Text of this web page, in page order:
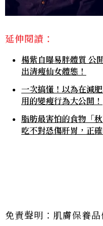
延伸閱讀：
楊紫自曝易胖體質 公
出清瘦仙女體態！
一次搞懂！以為在減
用的變瘦行為大公開！
脂肪最害怕的食物「
吃不對恐傷肝胃，正
免責聲明：肌膚保養